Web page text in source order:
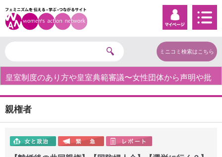
ミニコミ検索はこちら
皇室制度のあり方や皇室典範審議〜女性団体から声明や批
親権者